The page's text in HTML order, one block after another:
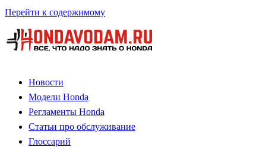
Перейти к содержимому
Новости
Модели Honda
Регламенты Honda
Статьи про обслуживание
Глоссарий